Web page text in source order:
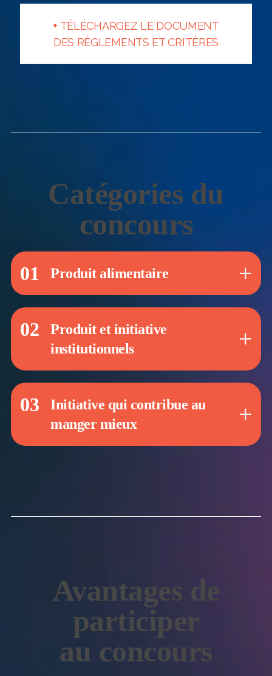
+ TÉLÉCHARGEZ LE DOCUMENT
DES RÈGLEMENTS ET CRITÈRES
Catégories du
concours
01 Produit alimentaire
02
Produit et initiative
institutionnels
03
Initiative qui contribue au
manger mieux
Avantages de
participer
au concours